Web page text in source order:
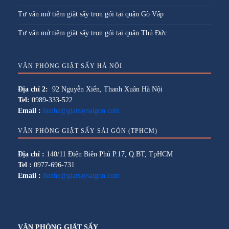
Tư vấn mở tiệm giặt sấy trọn gói tại quận Gò Vấp
Tư vấn mở tiệm giặt sấy trọn gói tại quận Thủ Đức
VĂN PHÒNG GIẶT SẤY HÀ NỘI
Địa chỉ 2: 92 Nguyễn Xiển, Thanh Xuân Hà Nội
Tel: 0989-333-522
Email : lienhe@giatsaysaigon.com
VĂN PHÒNG GIẶT SẤY SÀI GÒN (TPHCM)
Địa chỉ : 140/11 Điện Biên Phủ P.17, Q.BT, TpHCM
Tel : 0977-696-731
Email : lienhe@giatsaysaigon.com
VĂN PHÒNG GIẶT SẤY